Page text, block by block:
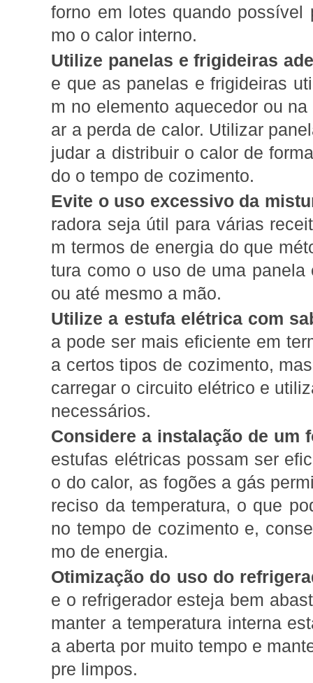
forno em lotes quando possível
mo o calor interno.
Utilize panelas e frigideiras
e que as panelas e frigideiras
m no elemento aquecedor ou
ar a perda de calor. Utilizar
judar a distribuir o calor de
do o tempo de cozimento.
Evite o uso excessivo da
radora seja útil para várias
m termos de energia do que
tura como o uso de uma panela
ou até mesmo a mão.
Utilize a estufa elétrica com
a pode ser mais eficiente em
a certos tipos de cozimento,
carregar o circuito elétrico e
necessários.
Considere a instalação de um
estufas elétricas possam ser
o do calor, as fogões a gás
reciso da temperatura, o que
no tempo de cozimento e,
mo de energia.
Otimização do uso do
e o refrigerador esteja bem
manter a temperatura interna
a aberta por muito tempo e
pre limpos.